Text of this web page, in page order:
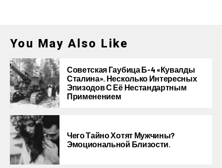
You May Also Like
Советская Гаубица Б-4 «Кувалды
Сталина». Несколько Интересных
Эпизодов С Её Нестандартным
Применением
Чего Тайно Хотят Мужчины?
Эмоциональной Близости.